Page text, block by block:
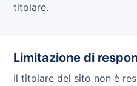
titolare.
Limitazione di
Il titolare del sito non è